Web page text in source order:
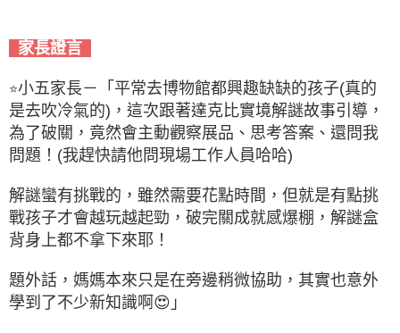
家長證言
⭐小五家長－「平常去博物館都興趣缺缺的孩子(真的
是去吹冷氣的)，這次跟著達克比實境解謎故事引導，
為了破關，竟然會主動觀察展品、思考答案、還問我
問題！(我趕快請他問現場工作人員哈哈)
解謎蠻有挑戰的，雖然需要花點時間，但就是有點挑
戰孩子才會越玩越起勁，破完關成就感爆棚，解謎盒
背身上都不拿下來耶！
題外話，媽媽本來只是在旁邊稍微協助，其實也意外
學到了不少新知識啊😍」